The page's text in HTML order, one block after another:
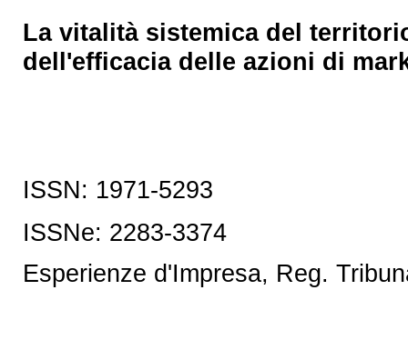
La vitalità sistemica del
dell'efficacia delle azioni di
ISSN: 1971-5293
ISSNe: 2283-3374
Esperienze d'Impresa, Reg.